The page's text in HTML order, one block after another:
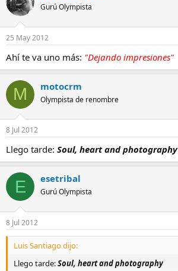
Gurú Olympista
25 May 2012
Ahí te va uno más: "Dejando impresiones"
M motocrm
Olympista de renombre
8 Jul 2012
Llego tarde: Soul, heart and photography
E esetribal
Gurú Olympista
8 Jul 2012
Luis Santiago dijo:
Llego tarde:Soul, heart and photography